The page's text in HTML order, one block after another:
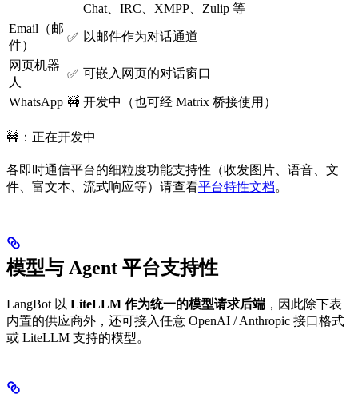
Chat、IRC、XMPP、Zulip 等
Email（邮
件）
✅ 以邮件作为对话通道
网页机器
人
✅ 可嵌入网页的对话窗口
WhatsApp 🚧 开发中（也可经 Matrix 桥接使用）
🚧：正在开发中
各即时通信平台的细粒度功能支持性（收发图片、语音、文
件、富文本、流式响应等）请查看平台特性文档。
模型与 Agent 平台支持性
LangBot 以 LiteLLM 作为统一的模型请求后端 ，因此除下表
内置的供应商外，还可接入任意 OpenAI / Anthropic 接口格式
或 LiteLLM 支持的模型。